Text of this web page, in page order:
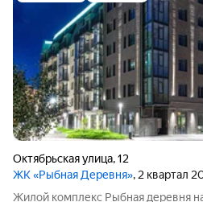
Октябрьская улица,12
ЖК «Рыбная Деревня», 2 квартал
Жилой комплекс Рыбная деревня